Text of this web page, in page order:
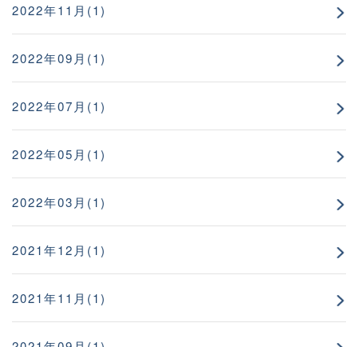
2022年11月(1)
2022年09月(1)
2022年07月(1)
2022年05月(1)
2022年03月(1)
2021年12月(1)
2021年11月(1)